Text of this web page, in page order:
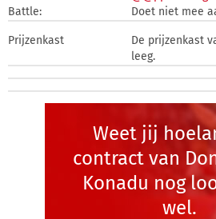
Battle:
Doet niet mee
Prijzenkast
De prijzenkast
leeg.
Weet jij
contract van
Konadu nog
wel.